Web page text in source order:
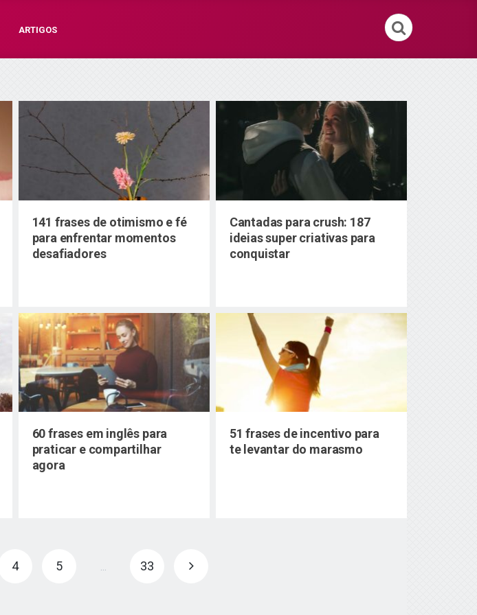
ARTIGOS
141 frases de otimismo e fé
para enfrentar momentos
desafiadores
Cantadas para crush: 187
ideias super criativas para
conquistar
60 frases em inglês para
praticar e compartilhar
agora
51 frases de incentivo para
te levantar do marasmo
4 5 … 33